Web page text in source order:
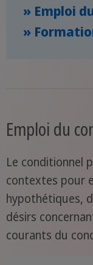
» Emploi
»
Emploi du
Le conditionnel
contextes pour
hypothétiques,
désirs
courants du